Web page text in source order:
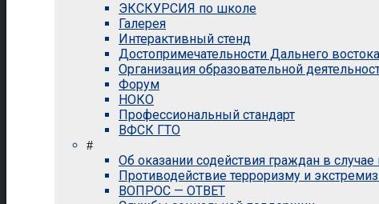
ЭКСКУРСИЯ по школе
Галерея
Интерактивный стенд
Достопримечательности Дальнего востока
Организация образовательной
Форум
НОКО
Профессиональный стандарт
ВФСК ГТО
#
Об оказании содействия граждан в
Противодействие терроризму и
ВОПРОС — ОТВЕТ